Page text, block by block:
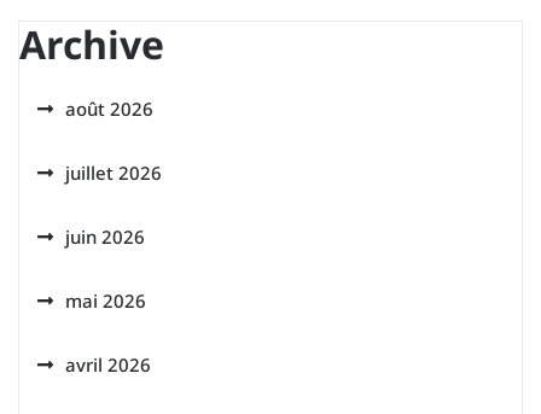
Archive
août 2026
juillet 2026
juin 2026
mai 2026
avril 2026